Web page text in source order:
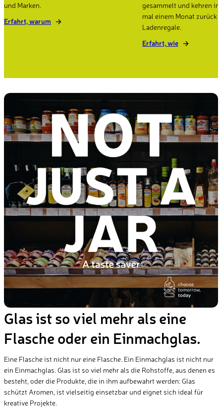
und Marken.
Erfahrt, warum
gesammelt und kehren in
mal einem Monat zurück
Ladenregale.
Erfahrt, wie
Glas ist so viel mehr als eine
Flasche oder ein Einmachglas.
Eine Flasche ist nicht nur eine Flasche. Ein Einmachglas ist nicht nur
ein Einmachglas. Glas ist so viel mehr als die Rohstoffe, aus denen es
besteht, oder die Produkte, die in ihm aufbewahrt werden: Glas
schützt Aromen, ist vielseitig einsetzbar und eignet sich ideal für
kreative Projekte.